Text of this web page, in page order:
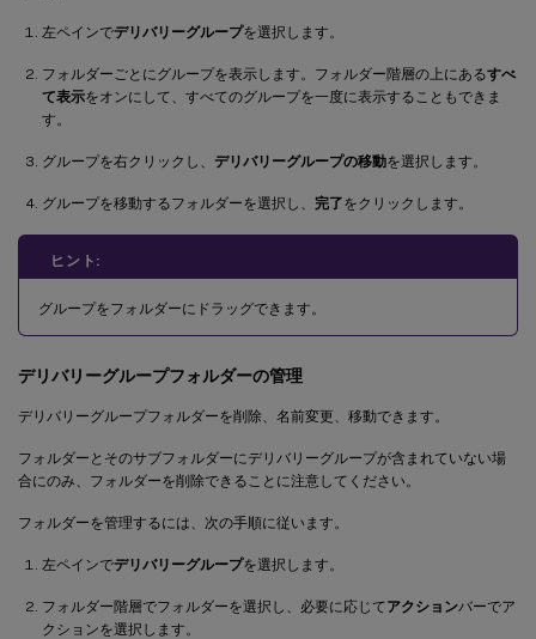
左ペインでデリバリーグループを選択します。
フォルダーごとにグループを表示します。フォルダー階層の上にあるすべ
て表示をオンにして、すべてのグループを一度に表示することもできま
す。
グループを右クリックし、 デリバリーグループの移動を選択します。
グループを移動するフォルダーを選択し、 完了をクリックします。
ヒント:
グループをフォルダーにドラッグできます。
デリバリーグループフォルダーの管理
デリバリーグループフォルダーを削除、名前変更、移動できます。
フォルダーとそのサブフォルダーにデリバリーグループが含まれていない場
合にのみ、フォルダーを削除できることに注意してください。
フォルダーを管理するには、次の手順に従います。
左ペインでデリバリーグループを選択します。
フォルダー階層でフォルダーを選択し、必要に応じてアクションバーでア
クションを選択します。